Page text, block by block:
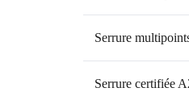
Serrure
Serrure certifiée